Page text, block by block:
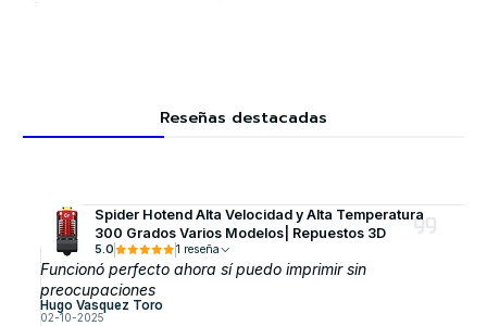
Reseñas destacadas
Spider Hotend Alta Velocidad y Alta Temperatura
300 Grados Varios Modelos| Repuestos 3D
5.0 1 reseña
Funcionó perfecto ahora sí puedo imprimir sin
preocupaciones
Hugo Vasquez Toro
02-10-2025